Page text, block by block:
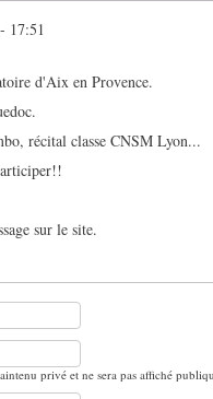
17:51
d'Aix en Provence.
récital classe CNSM Lyon...
sur le site.
privé et ne sera pas affiché